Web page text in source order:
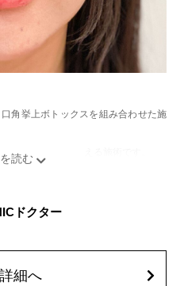
角挙上ボトックスを組み合わせた施
ムやバランスを整える施術です。
、痛み、突っ張り感などが生じるこ
後は男性は3か月、女性は2か月避妊
ドクター
細へ